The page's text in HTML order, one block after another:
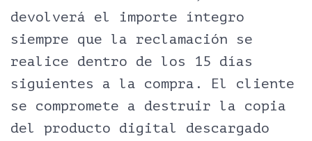
devolverá el importe íntegro
siempre que la reclamación se
realice dentro de los 15 días
siguientes a la compra. El cliente
se compromete a destruir la copia
del producto digital descargado